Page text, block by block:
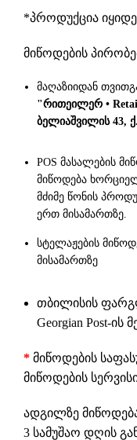
*პროდუქცია
მიწოდების
მაღაზიიდან
"რითეილერ •
ბელიაშვილის 43,
POS მასალების
მიწოდება
მძიმე წონის
ერთ მისამართზე.
სტელაჟების
მისამართზე
თბილისის
Georgian Post-ის
* მიწოდების
მიწოდების
ადგილზე
3 სამუშაო დღის